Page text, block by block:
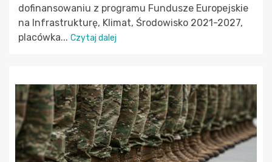
dofinansowaniu z programu Fundusze Europejskie
na Infrastrukturę, Klimat, Środowisko 2021-2027,
placówka... Czytaj dalej